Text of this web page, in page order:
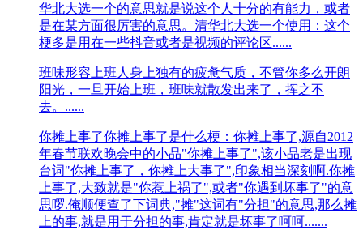
华北大选一个的意思就是说这个人十分的有能力，或者
是在某方面很厉害的意思。清华北大选一个使用：这个
梗多是用在一些抖音或者是视频的评论区......
班味形容上班人身上独有的疲惫气质，不管你多么开朗
阳光，一旦开始上班，班味就散发出来了，挥之不
去。......
你摊上事了你摊上事了是什么梗：你摊上事了,源自2012
年春节联欢晚会中的小品"你摊上事了",该小品老是出现
台词"你摊上事了，你摊上大事了",印象相当深刻啊.你摊
上事了,大致就是"你惹上祸了",或者"你遇到坏事了"的意
思啰.俺顺便查了下词典,"摊"这词有"分担"的意思,那么摊
上的事,就是用于分担的事,肯定就是坏事了呵呵.......